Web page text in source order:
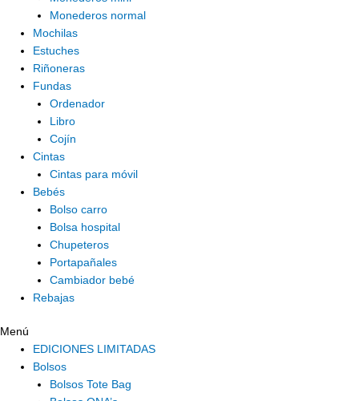
Monederos normal
Mochilas
Estuches
Riñoneras
Fundas
Ordenador
Libro
Cojín
Cintas
Cintas para móvil
Bebés
Bolso carro
Bolsa hospital
Chupeteros
Portapañales
Cambiador bebé
Rebajas
Menú
EDICIONES LIMITADAS
Bolsos
Bolsos Tote Bag